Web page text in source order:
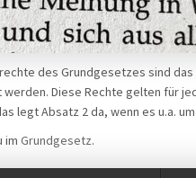
des Grundgesetzes sind
Diese Rechte gelten für
legt Absatz 2 da, wenn es u.a.
im Grundgesetz.